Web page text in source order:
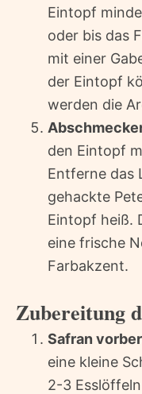
Eintopf
oder bis das
mit einer
der Eintopf
werden die
den Eintopf
Entferne das
gehackte
Eintopf heiß.
eine frische
Farbakzent.
Zubereitung
Safran
eine kleine
2-3